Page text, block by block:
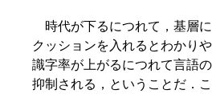
時代が下るにつれて，基層
クッションを入れるとわかり
識字率が上がるにつれて言語
抑制される，ということだ．